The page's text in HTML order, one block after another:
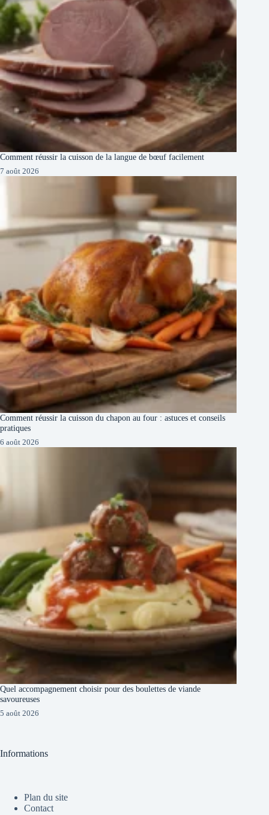
Comment réussir la cuisson de la langue de bœuf facilement
7 août 2026
Comment réussir la cuisson du chapon au four : astuces et conseils
pratiques
6 août 2026
Quel accompagnement choisir pour des boulettes de viande
savoureuses
5 août 2026
Informations
Plan du site
Contact